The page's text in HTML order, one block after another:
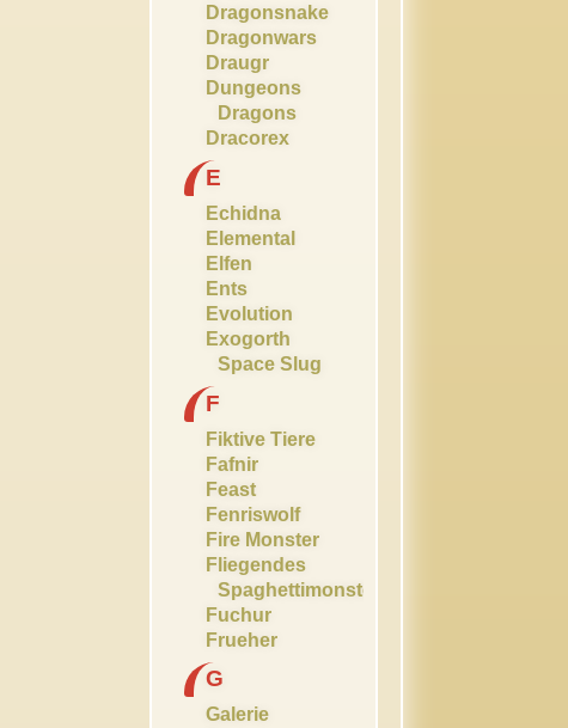
Dragonsnake
Dragonwars
Draugr
Dungeons
Dragons
Dracorex
E
Echidna
Elemental
Elfen
Ents
Evolution
Exogorth
Space Slug
F
Fiktive Tiere
Fafnir
Feast
Fenriswolf
Fire Monster
Fliegendes
Spaghettimonster
Fuchur
Frueher
G
Galerie